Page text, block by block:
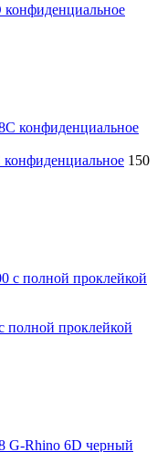
конфиденциальное
конфиденциальное 150
полной проклейкой